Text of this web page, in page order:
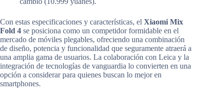
Con estas especificaciones y características, el Xiaomi Mix
Fold 4 se posiciona como un competidor formidable en el
mercado de móviles plegables, ofreciendo una combinación
de diseño, potencia y funcionalidad que seguramente atraerá a
una amplia gama de usuarios. La colaboración con Leica y la
integración de tecnologías de vanguardia lo convierten en una
opción a considerar para quienes buscan lo mejor en
smartphones.